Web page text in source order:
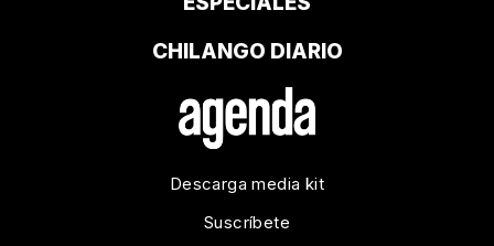
CHILANGO DIARIO
Descarga media kit
Suscríbete